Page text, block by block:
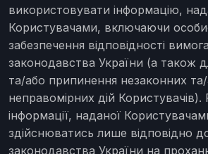
використовувати інформацію,
Користувачами, включаючи
забезпечення відповідності
законодавства України (а також
та/або припинення незаконних
неправомірних дій Користувачів).
інформації, наданої
здійснюватись лише відповідно
законодавства України на